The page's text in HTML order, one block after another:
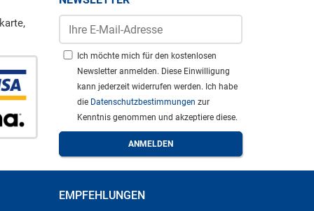
Ich möchte mich für den kostenlosen
Newsletter anmelden. Diese Einwilligung
kann jederzeit widerrufen werden. Ich habe
die Datenschutzbestimmungen zur
Kenntnis genommen und akzeptiere diese.
EMPFEHLUNGEN